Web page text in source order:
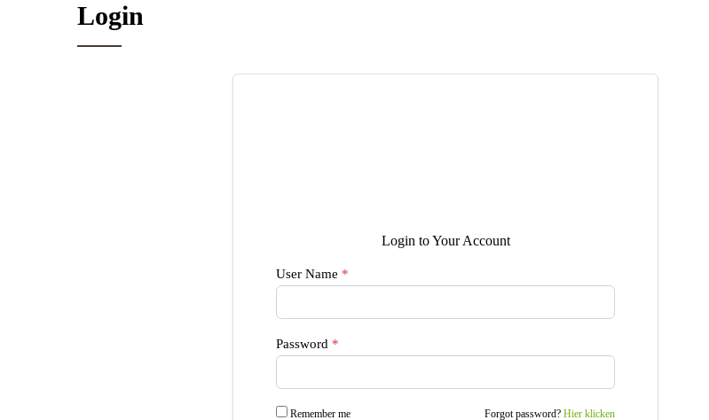
Login
Login to Your Account
User Name *
Password *
Remember me Forgot password? Hier klicken